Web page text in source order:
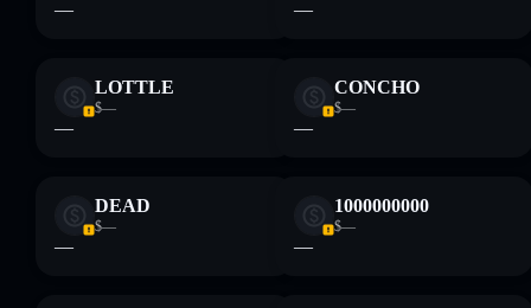
— —
LOTTLE
$—
—
CONCHO
$—
—
DEAD
$—
—
1000000000
$—
—